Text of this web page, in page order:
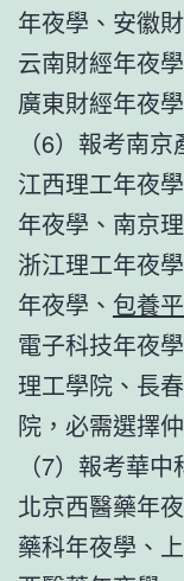
年夜學、安徽
云南財經年夜
廣東財經年夜
（6）報考南
江西理工年夜
年夜學、南京
浙江理工年夜
年夜學、 包養
電子科技年夜
理工學院、長
院，必需選擇
（7）報考華
北京西醫藥年
藥科年夜學、